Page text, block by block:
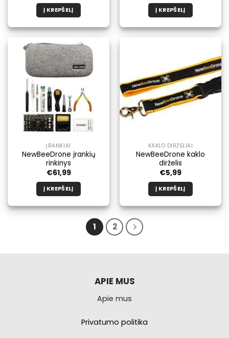
Į KREPŠELĮ Į KREPŠELĮ
ĮRANKIAI
NewBeeDrone įrankių
rinkinys
€61,99
Į KREPŠELĮ
KAKLO DIRŽELIAI
NewBeeDrone kaklo
dirželis
€5,99
Į KREPŠELĮ
1 2
APIE MUS
Apie mus
Privatumo politika